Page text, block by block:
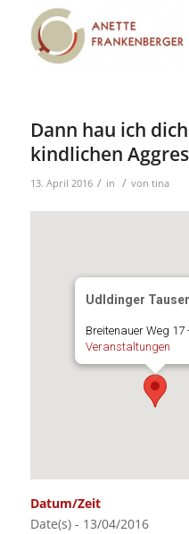
Dann hau ich
kindlichen
13. April 2016 / in / von tina
Udldinger
Breitenauer Weg 17
Veranstaltungen
Datum/Zeit
Date(s) - 13/04/2016